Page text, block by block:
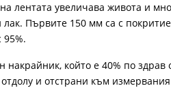
лентата увеличава живота и
Първите 150 мм са с
95%.
който е 40% по здрав
и отстрани към измервания